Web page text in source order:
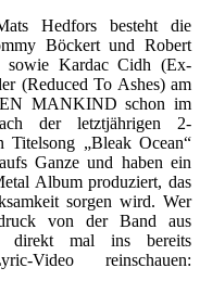
Hedfors besteht die
Böckert und Robert
sowie Kardac Cidh (Ex-
(Reduced To Ashes) am
MANKIND schon im
der letztjährigen 2-
Titelsong „Bleak Ocean“
Ganze und haben ein
Album produziert, das
sorgen wird. Wer
von der Band aus
direkt mal ins bereits
Video reinschauen: